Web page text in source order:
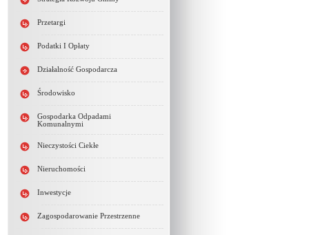
Przetargi
Podatki I Opłaty
Działalność Gospodarcza
Środowisko
Gospodarka Odpadami
Komunalnymi
Nieczystości Ciekłe
Nieruchomości
Inwestycje
Zagospodarowanie Przestrzenne